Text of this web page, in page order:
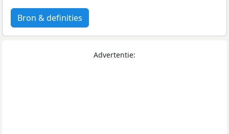
Bron & definities
Advertentie: